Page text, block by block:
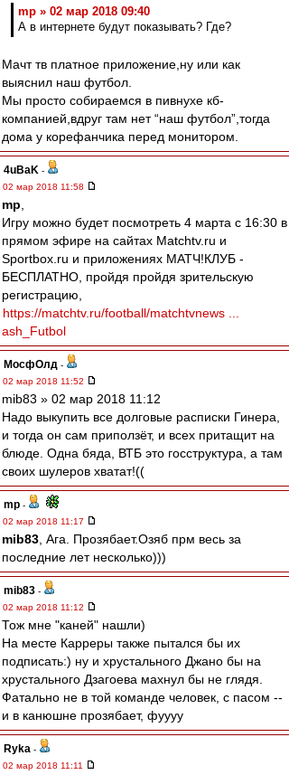
mp » 02 мар 2018 09:40
А в интернете будут показывать? Где?
Мачт тв платное приложение,ну или как
выяснил наш футбол.
Мы просто собираемся в пивнухе кб-
компанией,вдруг там нет “наш футбол”,тогда
дома у корефанчика перед монитором.
4uBaK -
02 мар 2018 11:58
mp
Игру можно будет посмотреть 4 марта с 16:30 в
прямом эфире на сайтах Matchtv.ru и
Sportbox.ru и приложениях МATЧ!КЛУБ -
БЕСПЛАТНО, пройдя пройдя зрительскую
регистрацию,
https://matchtv.ru/football/matchtvnews ...
ash_Futbol
МосфОлд -
02 мар 2018 11:52
mib83 » 02 мар 2018 11:12
Надо выкупить все долговые расписки Гинера,
и тогда он сам приползёт, и всех притащит на
блюде. Одна бяда, ВТБ это госструктура, а там
своих шулеров хватат!((
mp -
02 мар 2018 11:17
mib83 , Ага. Прозябает.Озяб прм весь за
последние лет несколько)))
mib83 -
02 мар 2018 11:12
Тож мне "каней" нашли)
На месте Карреры также пытался бы их
подписать:) ну и хрустального Джано бы на
хрустального Дзагоева махнул бы не глядя.
Фатально не в той команде человек, с пасом --
и в канюшне прозябает, фуууу
Ryka -
02 мар 2018 11:11